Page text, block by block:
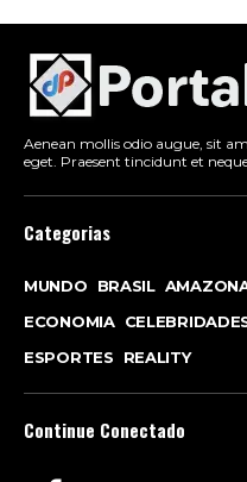
Aenean mollis odio augue, sit
eget. Praesent tincidunt et
Categorias
MUNDO BRASIL
ECONOMIA
ESPORTES
REALITY
Continue Conectado